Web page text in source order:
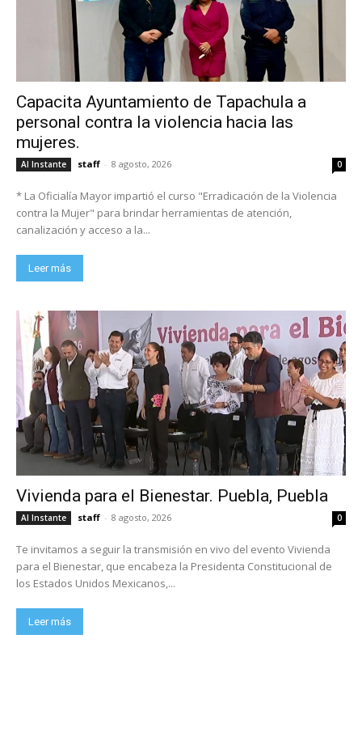
Capacita Ayuntamiento de Tapachula a
personal contra la violencia hacia las
mujeres.
Al Instante staff - 8 agosto, 2026 0
* La Oficialía Mayor impartió el curso "Erradicación de la Violencia
contra la Mujer" para brindar herramientas de atención,
canalización y acceso a la...
Leer más
Vivienda para el Bienestar. Puebla, Puebla
Al Instante staff - 8 agosto, 2026 0
Te invitamos a seguir la transmisión en vivo del evento Vivienda
para el Bienestar, que encabeza la Presidenta Constitucional de
los Estados Unidos Mexicanos,...
Leer más